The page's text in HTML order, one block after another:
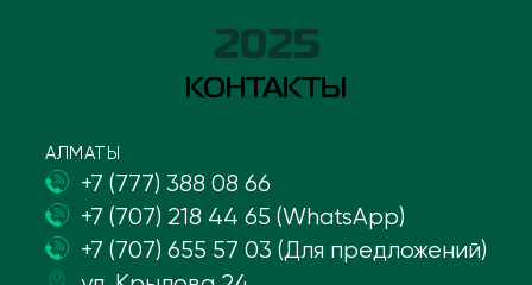
2025
КОНТАКТЫ
АЛМАТЫ
+7 (777) 388 08 66
+7 (707) 218 44 65 (WhatsApp)
+7 (707) 655 57 03 (Для предложений)